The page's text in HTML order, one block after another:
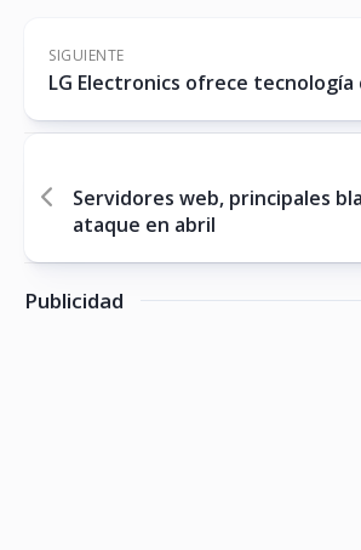
SIGUIENTE
LG Electronics ofrece tecnología
Servidores web, principales
ataque en abril
Publicidad